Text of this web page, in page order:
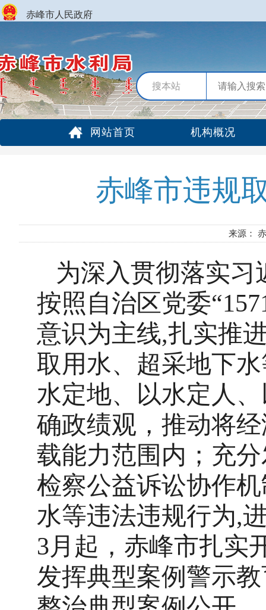
赤峰市人民政府
搜本站
网站首页 机构概况
赤峰市违规
来源：
为深入贯彻落实
按照自治区党委
意识为主线,扎实推
取用水、超采地下
水定地、以水定人
确政绩观，推动将
载能力范围内；充
检察公益诉讼协作
水等违法违规行为,
3月起，赤峰市扎实
发挥典型案例警示